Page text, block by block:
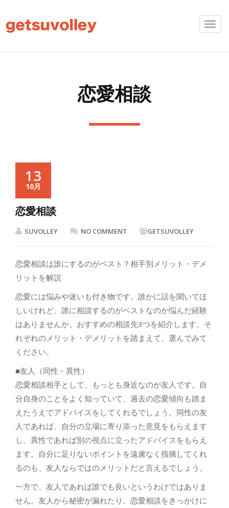
恋愛相談
13
10月
恋愛相談
SUVOLLEY NO COMMENT GETSUVOLLEY
恋愛相談は誰にするのがベスト？相手別メリット・デメ
リットを解説
恋愛には悩みや迷いも付き物です。誰かに話を聞いてほ
しいけれど、誰に相談するのがベストなのか悩んだ経験
はありませんか。おすすめの相談先3つを紹介します。そ
れぞれのメリット・デメリットを踏まえて、選んでみて
ください。
■友人（同性・異性）
恋愛相談相手として、もっとも身近なのが友人です。自
分自身のことをよく知っていて、過去の恋愛傾向も踏ま
えたうえでアドバイスをしてくれるでしょう。同性の友
人であれば、自分の立場に寄り添った意見をもらえます
し、異性であれば別の視点に立ったアドバイスをもらえ
ます。自分に足りないポイントを遠慮なく指摘してくれ
るのも、友人ならではのメリットだと言えるでしょう。
一方で、友人であれば誰でも良いというわけではありま
せん。友人から秘密が漏れたり、恋愛相談をきっかけに